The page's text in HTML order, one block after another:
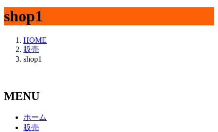
キ
ッ
に
移
shop1
HOME
販売
shop1
MENU
ホーム
販売